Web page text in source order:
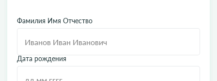
Фамилия Имя Отчество
Дата рождения